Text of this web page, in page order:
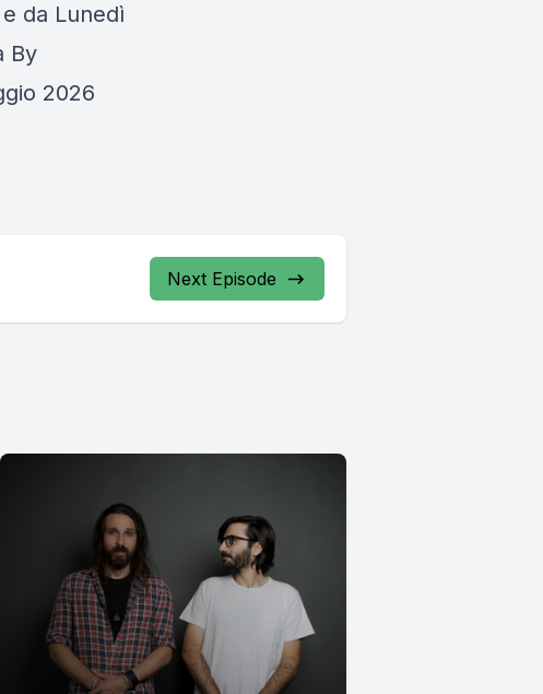
da Lunedì
By
2026
Next Episode